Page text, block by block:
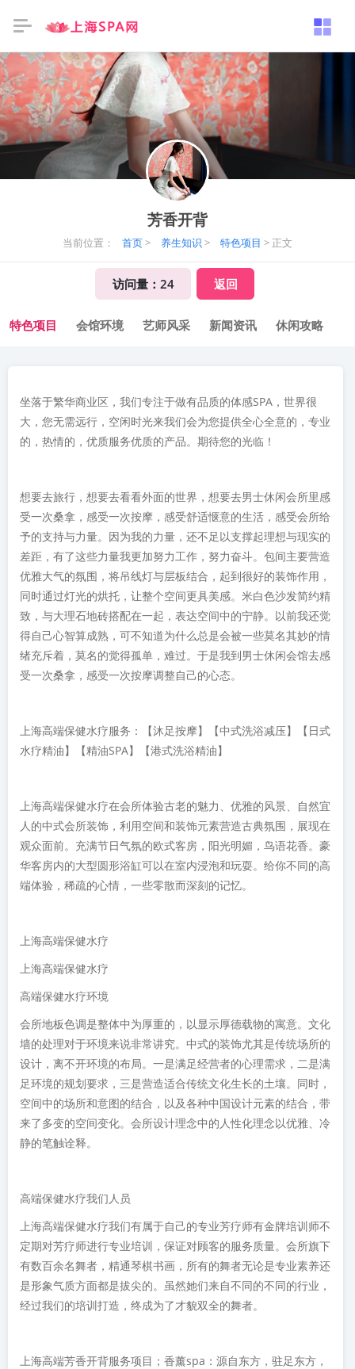
芳香开背
当前位置： 首页> 养生知识 > 特色项目 > 正文
访问量： 24 返回
特色项目 会馆环境 艺师风采 新闻资讯 休闲攻略
坐落于繁华商业区，我们专注于做有品质的体感SPA，世界很
大，您无需远行，空闲时光来我们会为您提供全心全意的，专业
的，热情的，优质服务优质的产品。期待您的光临！
想要去旅行，想要去看看外面的世界，想要去男士休闲会所里感
受一次桑拿，感受一次按摩，感受舒适惬意的生活，感受会所给
予的支持与力量。因为我的力量，还不足以支撑起理想与现实的
差距，有了这些力量我更加努力工作，努力奋斗。包间主要营造
优雅大气的氛围，将吊线灯与层板结合，起到很好的装饰作用，
同时通过灯光的烘托，让整个空间更具美感。米白色沙发简约精
致，与大理石地砖搭配在一起，表达空间中的宁静。以前我还觉
得自己心智算成熟，可不知道为什么总是会被一些莫名其妙的情
绪充斥着，莫名的觉得孤单，难过。于是我到男士休闲会馆去感
受一次桑拿，感受一次按摩调整自己的心态。
上海高端保健水疗服务：【沐足按摩】【中式洗浴减压】【日式
水疗精油】【精油SPA】【港式洗浴精油】
上海高端保健水疗在会所体验古老的魅力、优雅的风景、自然宜
人的中式会所装饰，利用空间和装饰元素营造古典氛围，展现在
观众面前。充满节日气氛的欧式客房，阳光明媚，鸟语花香。豪
华客房内的大型圆形浴缸可以在室内浸泡和玩耍。给你不同的高
端体验，稀疏的心情，一些零散而深刻的记忆。
上海高端保健水疗
上海高端保健水疗
高端保健水疗环境
会所地板色调是整体中为厚重的，以显示厚德载物的寓意。文化
墙的处理对于环境来说非常讲究。中式的装饰尤其是传统场所的
设计，离不开环境的布局。一是满足经营者的心理需求，二是满
足环境的规划要求，三是营造适合传统文化生长的土壤。同时，
空间中的场所和意图的结合，以及各种中国设计元素的结合，带
来了多变的空间变化。会所设计理念中的人性化理念以优雅、冷
静的笔触诠释。
高端保健水疗我们人员
上海高端保健水疗我们有属于自己的专业芳疗师有金牌培训师不
定期对芳疗师进行专业培训，保证对顾客的服务质量。会所旗下
有数百余名舞者，精通琴棋书画，所有的舞者无论是专业素养还
是形象气质方面都是拔尖的。虽然她们来自不同的不同的行业，
经过我们的培训打造，终成为了才貌双全的舞者。
上海高端芳香开背服务项目；香薰spa：源自东方，驻足东方，